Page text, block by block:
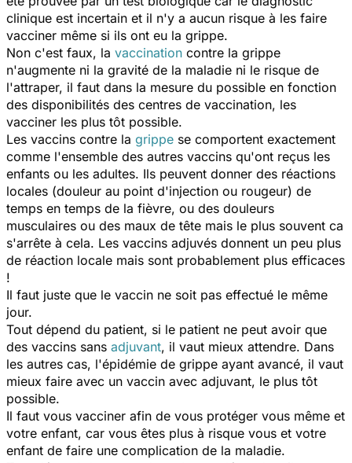
clinique est incertain et il n'y a aucun risque à les faire
vacciner même si ils ont eu la grippe.
Non c'est faux, la vaccination contre la grippe
n'augmente ni la gravité de la maladie ni le risque de
l'attraper, il faut dans la mesure du possible en fonction
des disponibilités des centres de vaccination, les
vacciner les plus tôt possible.
Les vaccins contre la grippe se comportent exactement
comme l'ensemble des autres vaccins qu'ont reçus les
enfants ou les adultes. Ils peuvent donner des réactions
locales (douleur au point d'injection ou rougeur) de
temps en temps de la fièvre, ou des douleurs
musculaires ou des maux de tête mais le plus souvent ca
s'arrête à cela. Les vaccins adjuvés donnent un peu plus
de réaction locale mais sont probablement plus efficaces
!
Il faut juste que le vaccin ne soit pas effectué le même
jour.
Tout dépend du patient, si le patient ne peut avoir que
des vaccins sans adjuvant, il vaut mieux attendre. Dans
les autres cas, l'épidémie de grippe ayant avancé, il vaut
mieux faire avec un vaccin avec adjuvant, le plus tôt
possible.
Il faut vous vacciner afin de vous protéger vous même et
votre enfant, car vous êtes plus à risque vous et votre
enfant de faire une complication de la maladie.